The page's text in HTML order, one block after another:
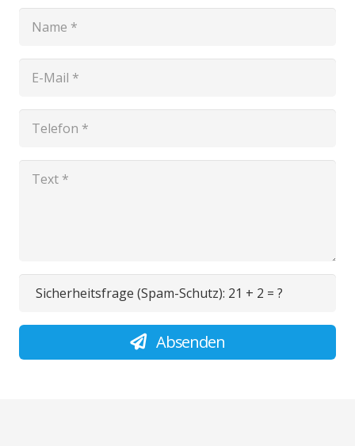
Sicherheitsfrage (Spam-Schutz): 21 + 2 = ?
Absenden